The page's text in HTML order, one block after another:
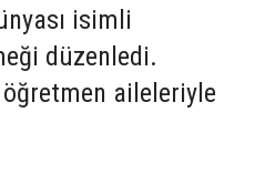
isimli
düzenledi.
aileleriyle